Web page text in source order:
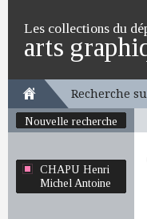
Les collections du
arts
Recherche
Nouvelle recherche
CHAPU Henri
Michel Antoine